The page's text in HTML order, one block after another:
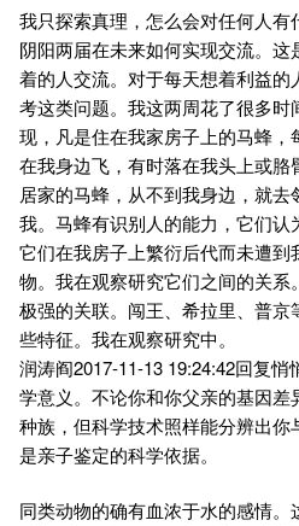
我只探索真理，怎么会对任何人
阴阳两届在未来如何实现交流。
着的人交流。对于每天想着利益
考这类问题。我这两周花了很多
现，凡是住在我家房子上的马蜂
在我身边飞，有时落在我头上或
居家的马蜂，从不到我身边，就
我。马蜂有识别人的能力，它们认
它们在我房子上繁衍后代而未遭
物。我在观察研究它们之间的关
极强的关联。闯王、希拉里、普
些特征。我在观察研究中。
润涛阎2017-11-13 19:24:42回复
学意义。不论你和你父亲的基因
种族，但科学技术照样能分辨出
是亲子鉴定的科学依据。
同类动物的确有血浓于水的感情